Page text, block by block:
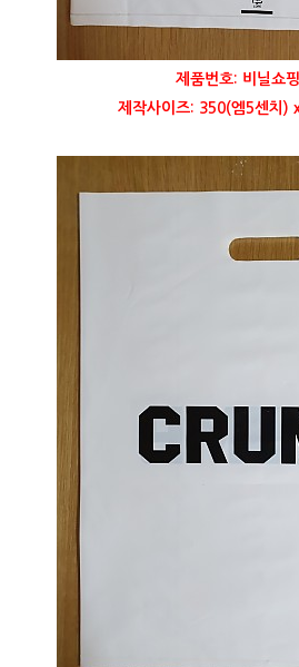
제품번호: 비닐쇼
제작사이즈: 350(엠5센치)